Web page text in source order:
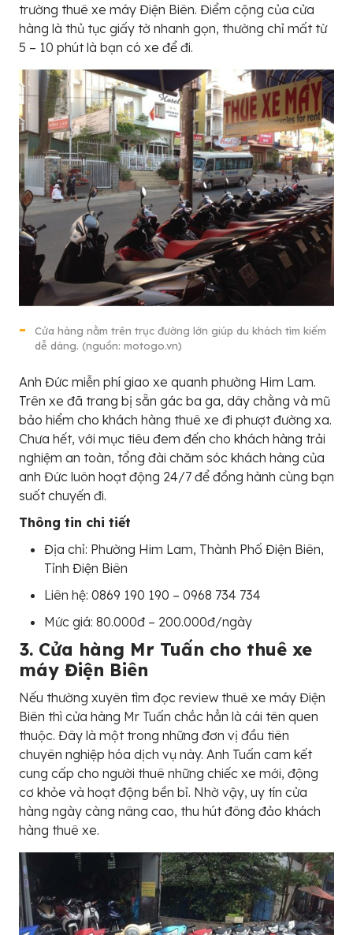
trường thuê xe máy Điện Biên. Điểm cộng của cửa
hàng là thủ tục giấy tờ nhanh gọn, thường chỉ mất từ
5 – 10 phút là bạn có xe để đi.
Cửa hàng nằm trên trục đường lớn giúp du khách tìm kiếm
dễ dàng. (nguồn: motogo.vn)
Anh Đức miễn phí giao xe quanh phường Him Lam.
Trên xe đã trang bị sẵn gác ba ga, dây chằng và mũ
bảo hiểm cho khách hàng thuê xe đi phượt đường xa.
Chưa hết, với mục tiêu đem đến cho khách hàng trải
nghiệm an toàn, tổng đài chăm sóc khách hàng của
anh Đức luôn hoạt động 24/7 để đồng hành cùng bạn
suốt chuyến đi.
Thông tin chi tiết
Địa chỉ: Phường Him Lam, Thành Phố Điện Biên,
Tỉnh Điện Biên
Liên hệ: 0869 190 190 – 0968 734 734
Mức giá: 80.000đ – 200.000đ/ngày
3. Cửa hàng Mr Tuấn cho thuê xe
máy Điện Biên
Nếu thường xuyên tìm đọc review thuê xe máy Điện
Biên thì cửa hàng Mr Tuấn chắc hẳn là cái tên quen
thuộc. Đây là một trong những đơn vị đầu tiên
chuyên nghiệp hóa dịch vụ này. Anh Tuấn cam kết
cung cấp cho người thuê những chiếc xe mới, động
cơ khỏe và hoạt động bền bỉ. Nhờ vậy, uy tín cửa
hàng ngày càng nâng cao, thu hút đông đảo khách
hàng thuê xe.